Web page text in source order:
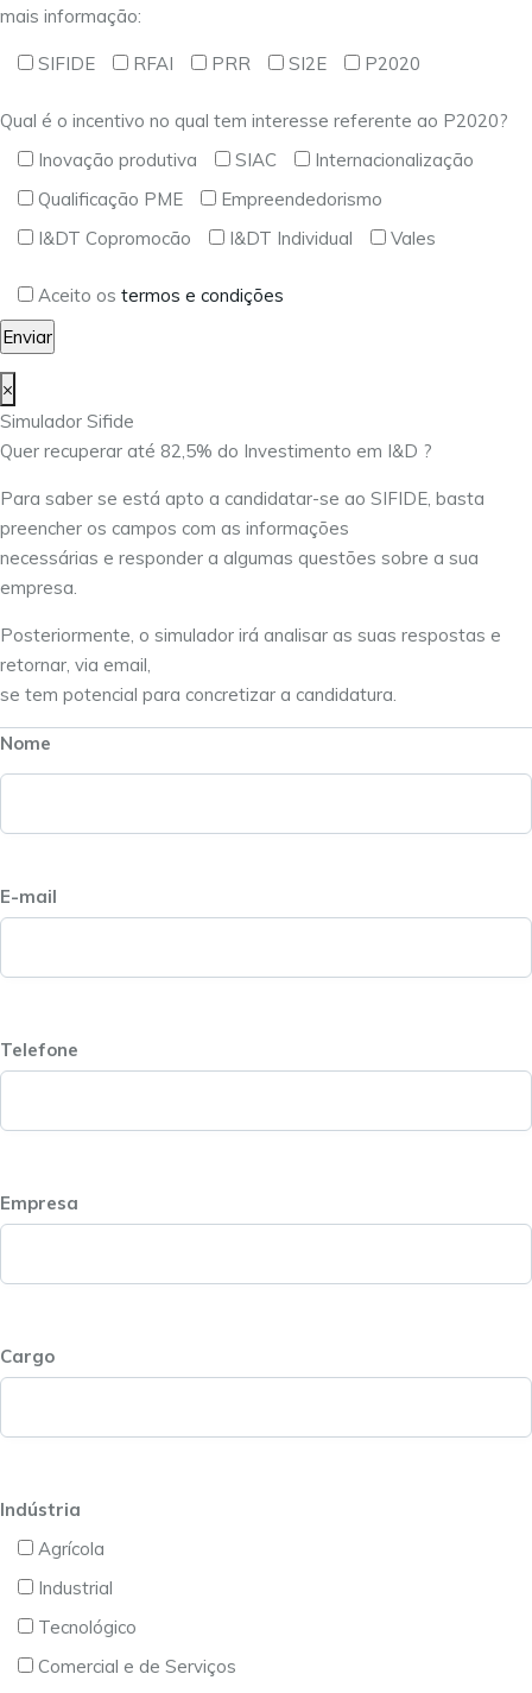
mais informação:
SIFIDE RFAI PRR SI2E P2020
Qual é o incentivo no qual tem interesse referente ao P2020?
Inovação produtiva
SIAC
Internacionalização
Qualificação PME
Empreendedorismo
I&DT Copromocão
I&DT Individual Vales
Aceito os termos e condições
×
Simulador Sifide
Quer recuperar até 82,5% do Investimento em I&D ?
Para saber se está apto a candidatar-se ao SIFIDE, basta
preencher os campos com as informações
necessárias e responder a algumas questões sobre a sua
empresa.
Posteriormente, o simulador irá analisar as suas respostas e
retornar, via email,
se tem potencial para concretizar a candidatura.
Nome
E-mail
Telefone
Empresa
Cargo
Indústria
Agrícola
Industrial
Tecnológico
Comercial e de Serviços